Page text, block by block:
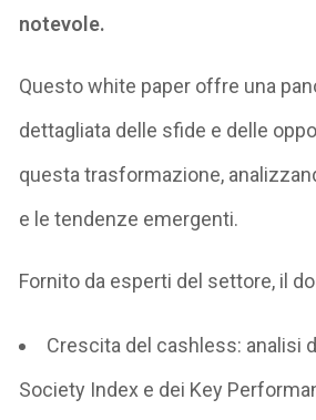
notevole.
Questo white paper offre una
dettagliata delle sfide e delle
questa trasformazione,
e le tendenze emergenti.
Fornito da esperti del settore, il
Crescita del cashless: analisi
Society Index e dei Key